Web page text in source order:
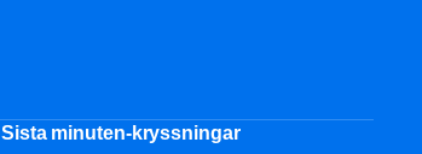
Sista minuten-kryssningar